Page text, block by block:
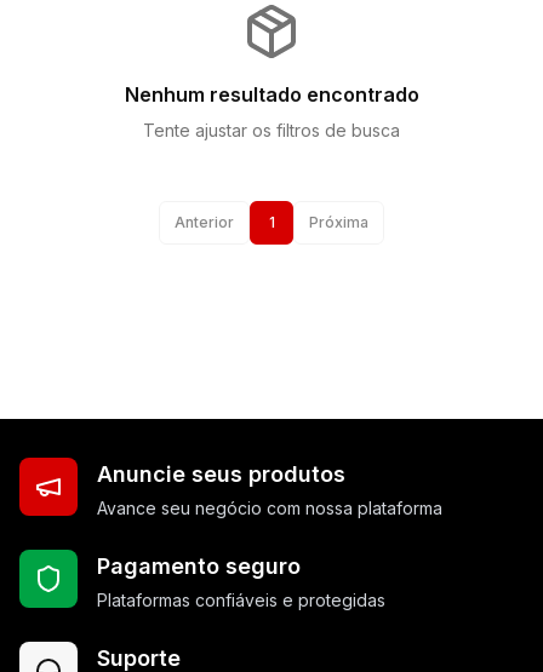
Nenhum resultado encontrado
Tente ajustar os filtros de busca
Anterior 1 Próxima
Anuncie seus produtos
Avance seu negócio com nossa plataforma
Pagamento seguro
Plataformas confiáveis e protegidas
Suporte